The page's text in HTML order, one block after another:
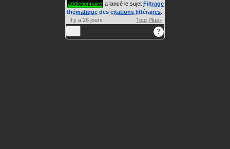
addictionnaire a lancé le sujet Filtrage
thématique des citations littéraires
Il y a 26 jours
Tout Plus+
… ?